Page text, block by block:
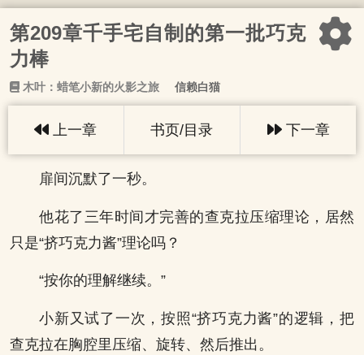
第209章千手宅自制的第一批巧克
力棒
木叶：蜡笔小新的火影之旅 信赖白猫
上一章 书页/目录 下一章
扉间沉默了一秒。
他花了三年时间才完善的查克拉压缩理论，居然
只是“挤巧克力酱”理论吗？
“按你的理解继续。”
小新又试了一次，按照“挤巧克力酱”的逻辑，把
查克拉在胸腔里压缩、旋转、然后推出。